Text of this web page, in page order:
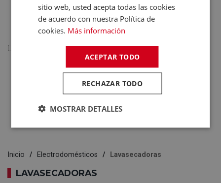
Reacondicionados y Outlet
Outlet
Electrodomésticos
Tecnología
Inicio Electrodomésticos Lavasecadoras
LAVASECADORAS
sitio web, usted acepta todas las cookies
de acuerdo con nuestra Política de
cookies. Más información
ACEPTAR TODO
RECHAZAR TODO
MOSTRAR DETALLES